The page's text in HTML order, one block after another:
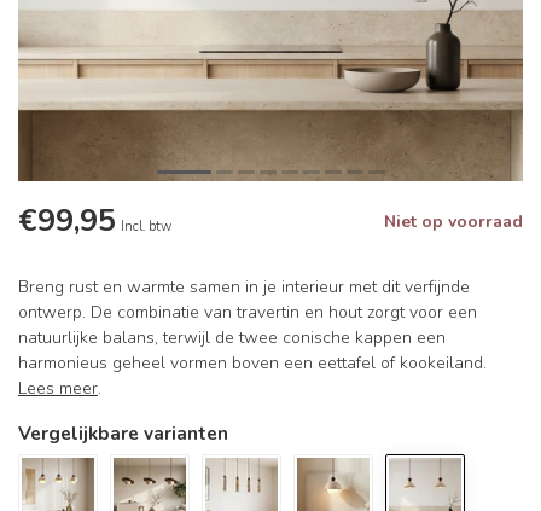
€99,95 Incl. btw Niet op voorraad
Breng rust en warmte samen in je interieur met dit verfijnde
ontwerp. De combinatie van travertin en hout zorgt voor een
natuurlijke balans, terwijl de twee conische kappen een
harmonieus geheel vormen boven een eettafel of kookeiland.
Lees meer.
Vergelijkbare varianten